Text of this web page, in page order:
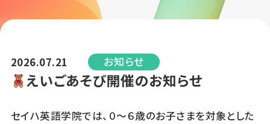
2026.07.21 お知らせ
えいごあそび開催のお知らせ
セイハ英語学院では、０～６歳のお子さまを対象とした